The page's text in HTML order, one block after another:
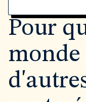
Pour
monde